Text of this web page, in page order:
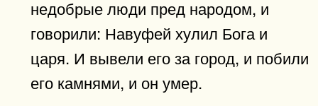
недобрые люди пред народом, и
говорили: Навуфей хулил Бога и
царя. И вывели его за город, и побили
его камнями, и он умер.